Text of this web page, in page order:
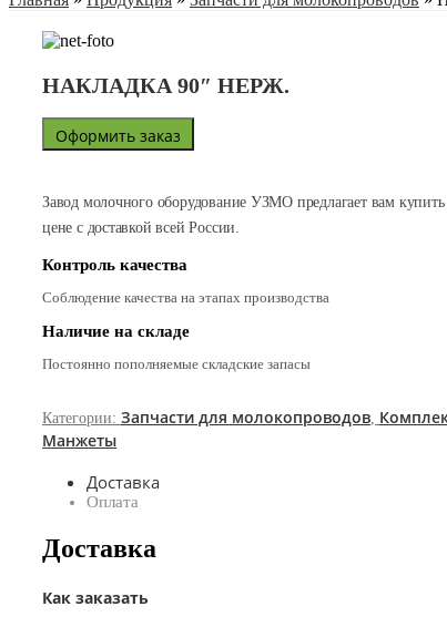
НАКЛАДКА 90″ НЕРЖ.
Оформить заказ
Завод молочного оборудование УЗМО предлагает вам
цене с доставкой всей России.
Контроль качества
Соблюдение качества на этапах производства
Наличие на складе
Постоянно пополняемые складские запасы
Категории: Запчасти для молокопроводов
Манжеты
Доставка
Оплата
Доставка
Как заказать